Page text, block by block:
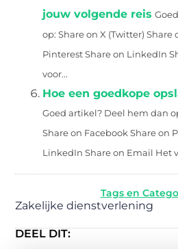
jouw volgende reis
op: Share on X (Twitter) Share
Pinterest Share on LinkedIn
voor...
Hoe een goedkope
Goed artikel? Deel hem dan
Share on Facebook Share on
LinkedIn Share on Email Het
Tags en
Zakelijke dienstverlening
DEEL DIT: